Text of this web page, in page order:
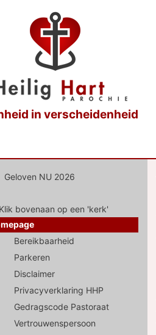
in verscheidenheid
Geloven NU 2026
Klik bovenaan op een 'kerk'
Bereikbaarheid
Parkeren
Disclaimer
Privacyverklaring HHP
Gedragscode Pastoraat
Vertrouwenspersoon